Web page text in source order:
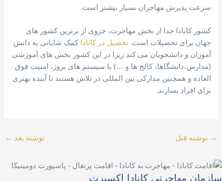
سرعت پذیرش مهاجران بسیار بیشتر است.
کشور کانادا جدا از بخش مهاجرت، جزوی از برترین کشور های
جهان برای تحصیلات است.تحصیل در کانادا کمک شایانی به دانش
آموزان و دانشجویان می کند زیرا در این کشور بخش های آموزشی
(مدارس،دانشگاها، کالج ها و …) با سیستم های بروز، امنیت فوق
العاده و همچنین مدارکی بین المللی در تلاش هستند تا آینده بهتری
برای افراد بسازند.
→ نوشته قبل نوشته بعد ←
سازمان مهاجرتی کانادا اکسپرت